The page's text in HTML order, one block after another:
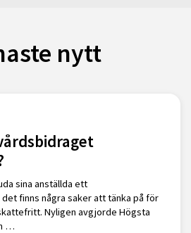
nytt
sina anställda ett
finns några saker att tänka på för
Nyligen avgjorde Högsta
…